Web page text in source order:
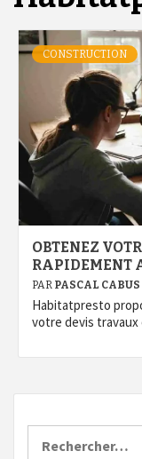
CONSTRUCTION
OBTENEZ
RAPIDEMENT
PAR PASCAL CABUS
Habitatpresto
votre devis